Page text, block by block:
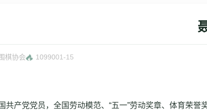
棋协会 1099001-15
共产党党员，全国劳动模范、“五一”劳动奖章、体育荣